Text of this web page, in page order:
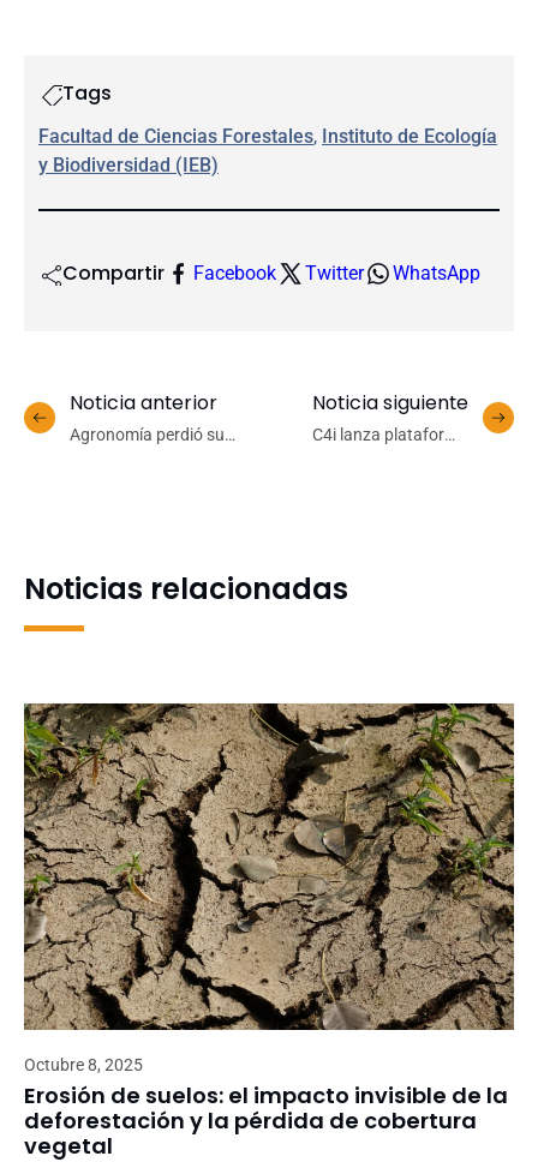
Tags
Facultad de Ciencias Forestales, Instituto de Ecología
y Biodiversidad (IEB)
Compartir Facebook Twitter WhatsApp
Noticia anterior
Agronomía perdió su
Noticia siguiente
C4i lanza plataforma
Noticias relacionadas
Octubre 8, 2025
Erosión de suelos: el impacto invisible de la
deforestación y la pérdida de cobertura
vegetal